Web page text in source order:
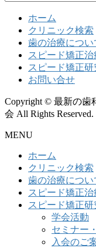
ホーム
クリニック検索
歯の治療につい
スピード矯正
スピード矯正研
お問い合せ
Copyright © 最新の歯
会 All Rights Reserved.
MENU
ホーム
クリニック検索
歯の治療につい
スピード矯正
スピード矯正研
学会活動
セミナー
入会のご